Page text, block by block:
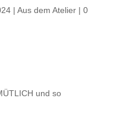
| Aus dem Atelier| 0
und so